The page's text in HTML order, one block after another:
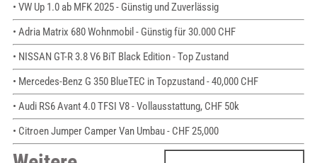
• VW Up 1.0 ab MFK 2025 - Günstig und Zuverlässig
• Adria Matrix 680 Wohnmobil - Günstig für 30.000 CHF
• NISSAN GT-R 3.8 V6 BiT Black Edition - Top Zustand
• Mercedes-Benz G 350 BlueTEC in Topzustand - 40,000 CHF
• Audi RS6 Avant 4.0 TFSI V8 - Vollausstattung, CHF 50k
• Citroen Jumper Camper Van Umbau - CHF 25,000